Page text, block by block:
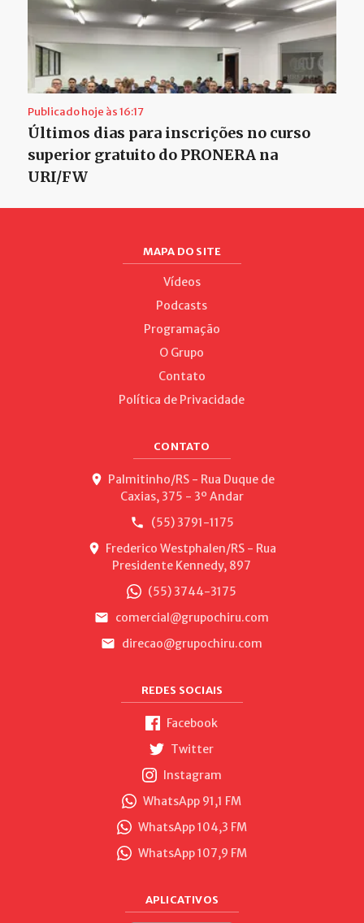
Publicado hoje às 16:17
Últimos dias para inscrições no curso
superior gratuito do PRONERA na
URI/FW
MAPA DO SITE
Vídeos
Podcasts
Programação
O Grupo
Contato
Política de Privacidade
CONTATO
Palmitinho/RS - Rua Duque de
Caxias, 375 - 3º Andar
(55) 3791-1175
Frederico Westphalen/RS - Rua
Presidente Kennedy, 897
(55) 3744-3175
comercial@grupochiru.com
direcao@grupochiru.com
REDES SOCIAIS
Facebook
Twitter
Instagram
WhatsApp 91,1 FM
WhatsApp 104,3 FM
WhatsApp 107,9 FM
APLICATIVOS